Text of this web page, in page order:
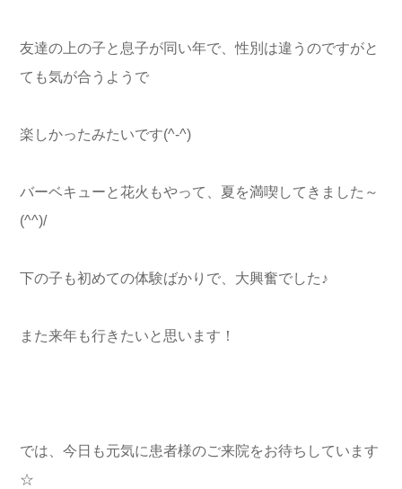
友達の上の子と息子が同い年で、性別は違うのですがと
ても気が合うようで
楽しかったみたいです(^-^)
バーベキューと花火もやって、夏を満喫してきました～
(^^)/
下の子も初めての体験ばかりで、大興奮でした♪
また来年も行きたいと思います！
では、今日も元気に患者様のご来院をお待ちしています
☆